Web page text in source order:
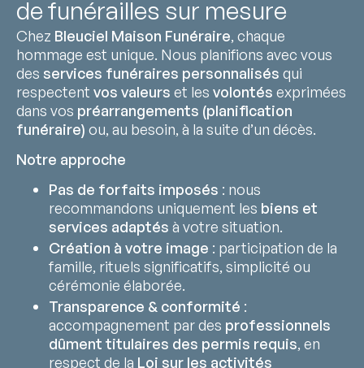
de funérailles sur mesure
Chez Bleuciel Maison Funéraire, chaque
hommage est unique. Nous planifions avec vous
des services funéraires personnalisés qui
respectent vos valeurs et les volontés exprimées
dans vos préarrangements (planification
funéraire) ou, au besoin, à la suite d’un décès.
Notre approche
Pas de forfaits imposés : nous
recommandons uniquement les biens et
services adaptés à votre situation.
Création à votre image : participation de la
famille, rituels significatifs, simplicité ou
cérémonie élaborée.
Transparence & conformité :
accompagnement par des professionnels
dûment titulaires des permis requis, en
respect de la Loi sur les activités